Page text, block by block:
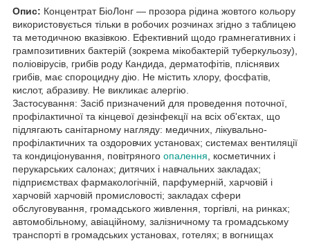
Опис: Концентрат БіоЛонг — прозора рідина жовтого кольору
використовується тільки в робочих розчинах згідно з таблицею
та методичною вказівкою. Ефективний щодо грамнегативних і
грампозитивних бактерій (зокрема мікобактерій туберкульозу),
поліовірусів, грибів роду Кандида, дерматофітів, пліснявих
грибів, має спороцидну дію. Не містить хлору, фосфатів,
кислот, абразиву. Не викликає алергію.
Застосування: Засіб призначений для проведення поточної,
профілактичної та кінцевої дезінфекції на всіх об'єктах, що
підлягають санітарному нагляду: медичних, лікувально-
профілактичних та оздоровчих установах; системах вентиляції
та кондиціонування, повітряного опалення , косметичних і
перукарських салонах; дитячих і навчальних закладах;
підприємствах фармакологічній, парфумерній, харчовій і
харчовій харчовій промисловості; закладах сфери
обслуговування, громадського живлення, торгівлі, на ринках;
автомобільному, авіаційному, залізничному та громадському
транспорті в громадських установах, готелях; в вогнищах